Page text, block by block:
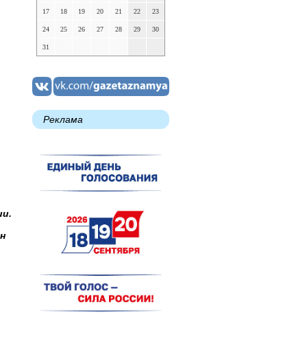
17 18 19 20 21 22 23
24 25 26 27 28 29 30
31
Реклама